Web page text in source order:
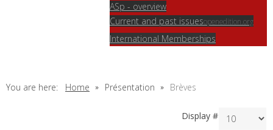
ASp - overview
Current and past issuesopenedition.org
International Memberships
You are here: Home Présentation Brèves
Display #